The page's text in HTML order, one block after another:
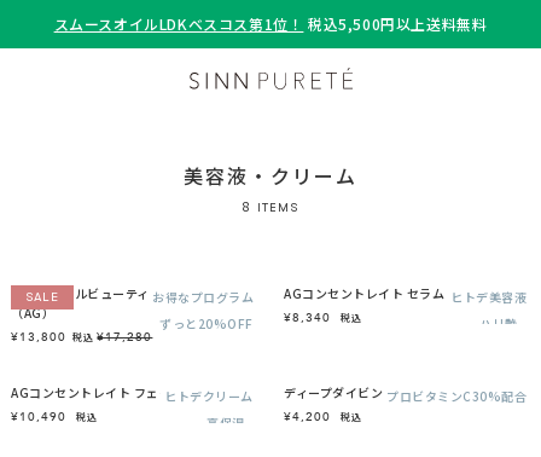
スムースオイルLDKベスコス第1位！ 税込5,500円以上送料無料
美容液・クリーム
8 ITEMS
SALE
お得なプログラム
ずっと20%OFF
マインドフルビューティープログラム
（AG）
¥13,800 税込¥17,280
ヒトデ美容液
ハリ艶
AGコンセントレイト セラム a
¥8,340 税込
ヒトデクリーム
高保湿
AGコンセントレイト フェイスクリーム a
¥10,490 税込
プロビタミンC30%配合
ディープダイビング VCセラム
¥4,200 税込